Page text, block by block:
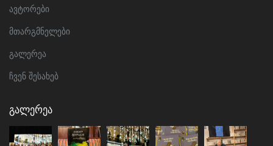
ავტორები
მთარგმნელები
გალერეა
ჩვენ შესახებ
Გალერეა